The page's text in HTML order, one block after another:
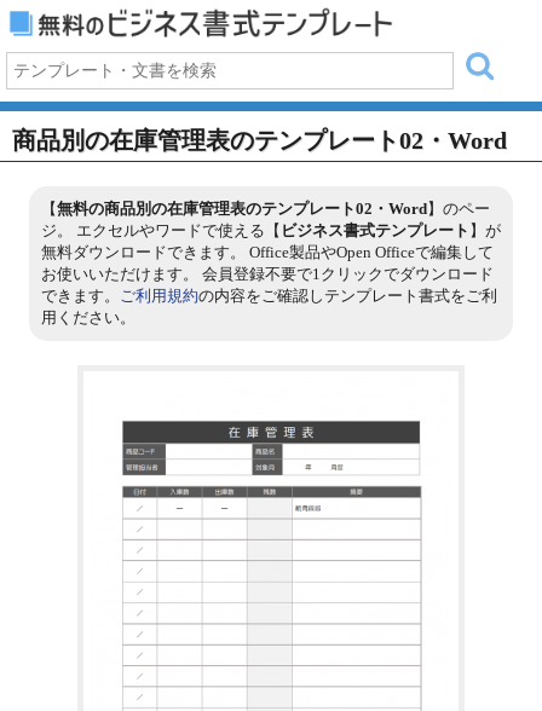
商品別の在庫管理表のテンプレート02・Word
【無料の商品別の在庫管理表のテンプレート02・Word】のペー
ジ。 エクセルやワードで使える【 ビジネス書式テンプレート 】が
無料ダウンロードできます。 Office製品やOpen Officeで編集して
お使いいただけます。 会員登録不要で1クリックでダウンロード
できます。 ご利用規約の内容をご確認しテンプレート書式をご利
用ください。